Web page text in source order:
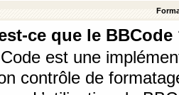
ce que le BBCode
est une
contrôle de